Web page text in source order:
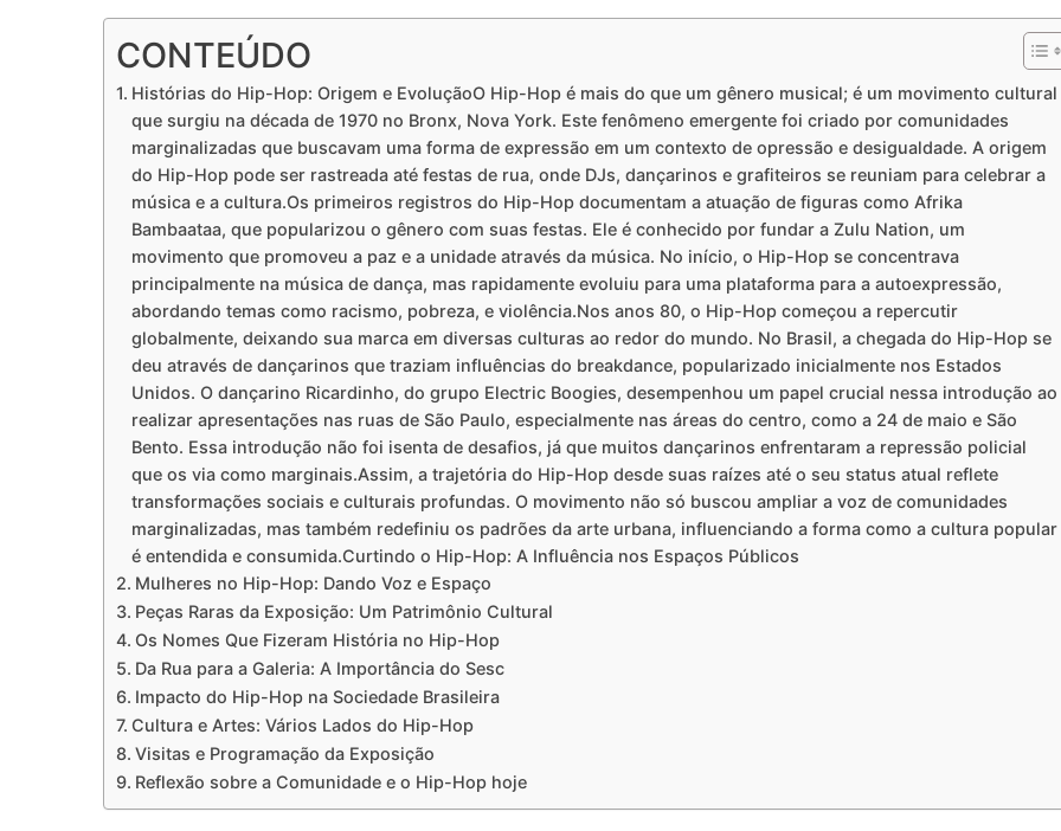
CONTEÚDO
Histórias do Hip-Hop: Origem e EvoluçãoO Hip-Hop é mais do que um gênero musical; é um movimento cultural
que surgiu na década de 1970 no Bronx, Nova York. Este fenômeno emergente foi criado por comunidades
marginalizadas que buscavam uma forma de expressão em um contexto de opressão e desigualdade. A origem
do Hip-Hop pode ser rastreada até festas de rua, onde DJs, dançarinos e grafiteiros se reuniam para celebrar a
música e a cultura.Os primeiros registros do Hip-Hop documentam a atuação de figuras como Afrika
Bambaataa, que popularizou o gênero com suas festas. Ele é conhecido por fundar a Zulu Nation, um
movimento que promoveu a paz e a unidade através da música. No início, o Hip-Hop se concentrava
principalmente na música de dança, mas rapidamente evoluiu para uma plataforma para a autoexpressão,
abordando temas como racismo, pobreza, e violência.Nos anos 80, o Hip-Hop começou a repercutir
globalmente, deixando sua marca em diversas culturas ao redor do mundo. No Brasil, a chegada do Hip-Hop se
deu através de dançarinos que traziam influências do breakdance, popularizado inicialmente nos Estados
Unidos. O dançarino Ricardinho, do grupo Electric Boogies, desempenhou um papel crucial nessa introdução ao
realizar apresentações nas ruas de São Paulo, especialmente nas áreas do centro, como a 24 de maio e São
Bento. Essa introdução não foi isenta de desafios, já que muitos dançarinos enfrentaram a repressão policial
que os via como marginais.Assim, a trajetória do Hip-Hop desde suas raízes até o seu status atual reflete
transformações sociais e culturais profundas. O movimento não só buscou ampliar a voz de comunidades
marginalizadas, mas também redefiniu os padrões da arte urbana, influenciando a forma como a cultura popular
é entendida e consumida.Curtindo o Hip-Hop: A Influência nos Espaços Públicos
Mulheres no Hip-Hop: Dando Voz e Espaço
Peças Raras da Exposição: Um Patrimônio Cultural
Os Nomes Que Fizeram História no Hip-Hop
Da Rua para a Galeria: A Importância do Sesc
Impacto do Hip-Hop na Sociedade Brasileira
Cultura e Artes: Vários Lados do Hip-Hop
Visitas e Programação da Exposição
Reflexão sobre a Comunidade e o Hip-Hop hoje